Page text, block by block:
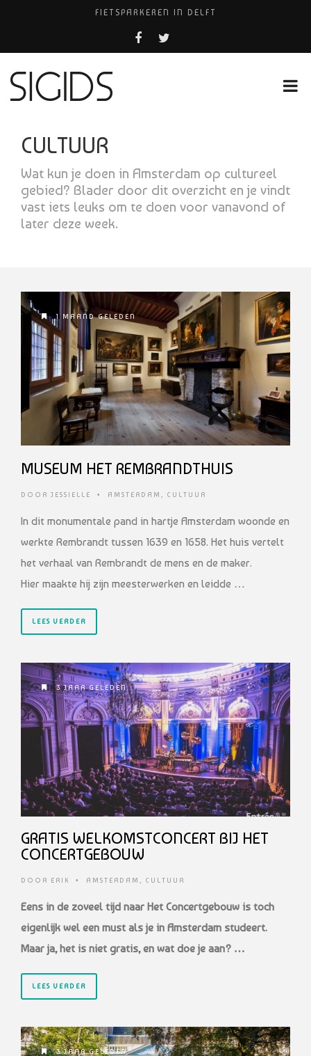
FIETSPARKEREN IN DELFT
FIETS KWIJT IN TILBURG?
USED PRODUCTS LEIDEN
CULTUUR
Wat kun je doen in Amsterdam op cultureel
gebied? Blader door dit overzicht en je vindt
vast iets leuks om te doen voor vanavond of
later deze week.
1 MAAND GELEDEN
MUSEUM HET REMBRANDTHUIS
DOOR JESSIELLE • AMSTERDAM , CULTUUR
In dit monumentale pand in hartje Amsterdam woonde en
werkte Rembrandt tussen 1639 en 1658. Het huis vertelt
het verhaal van Rembrandt de mens en de maker.
Hier maakte hij zijn meesterwerken en leidde …
LEES VERDER
3 JAAR GELEDEN
GRATIS WELKOMSTCONCERT BIJ HET
CONCERTGEBOUW
DOOR ERIK • AMSTERDAM , CULTUUR
Eens in de zoveel tijd naar Het Concertgebouw is toch
eigenlijk wel een must als je in Amsterdam studeert.
Maar ja, het is niet gratis, en wat doe je aan? …
LEES VERDER
3 JAAR GELEDEN